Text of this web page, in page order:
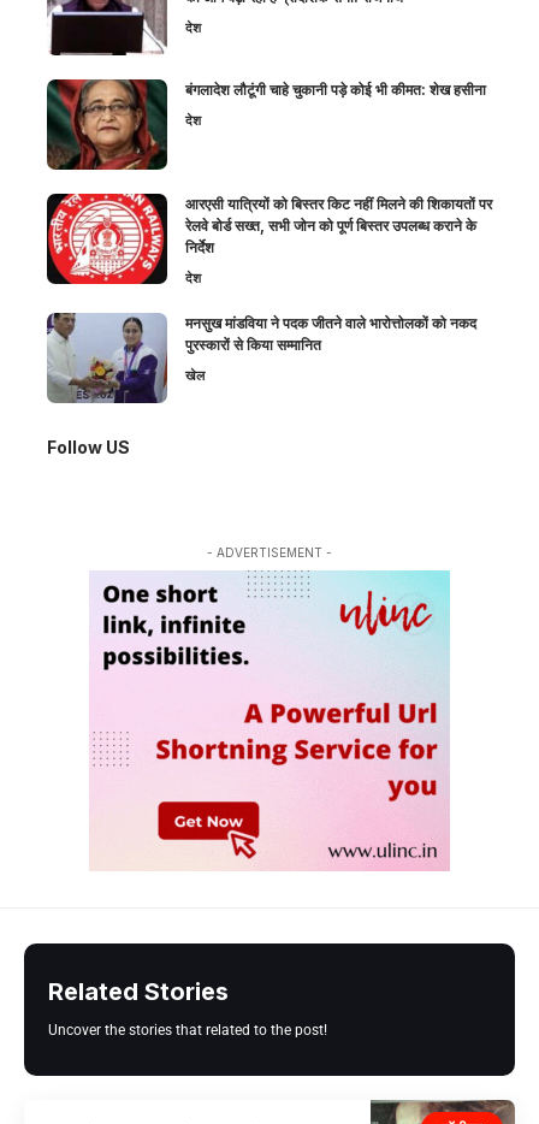
देश
बंगलादेश लौटूंगी चाहे चुकानी पड़े कोई भी कीमत: शेख हसीना
देश
आरएसी यात्रियों को बिस्तर किट नहीं मिलने की शिकायतों पर
रेलवे बोर्ड सख्त, सभी जोन को पूर्ण बिस्तर उपलब्ध कराने के
निर्देश
देश
मनसुख मांडविया ने पदक जीतने वाले भारोत्तोलकों को नकद
पुरस्कारों से किया सम्मानित
खेल
Follow US
- ADVERTISEMENT -
Related Stories
Uncover the stories that related to the post!